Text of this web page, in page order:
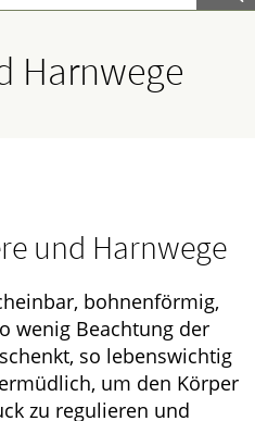
Harnwege
und Harnwege
bohnenförmig,
wenig Beachtung der
so lebenswichtig
um den Körper
zu regulieren und